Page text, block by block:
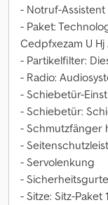
- Notruf-Assistent
- Paket:
Cedpfxezam U
- Partikelfilter:
- Radio:
- Schiebetür-
- Schiebetür:
- Schmutzfänger
-
- Servolenkung
- Sicherheitsgurte
- Sitze: Sitz-Paket